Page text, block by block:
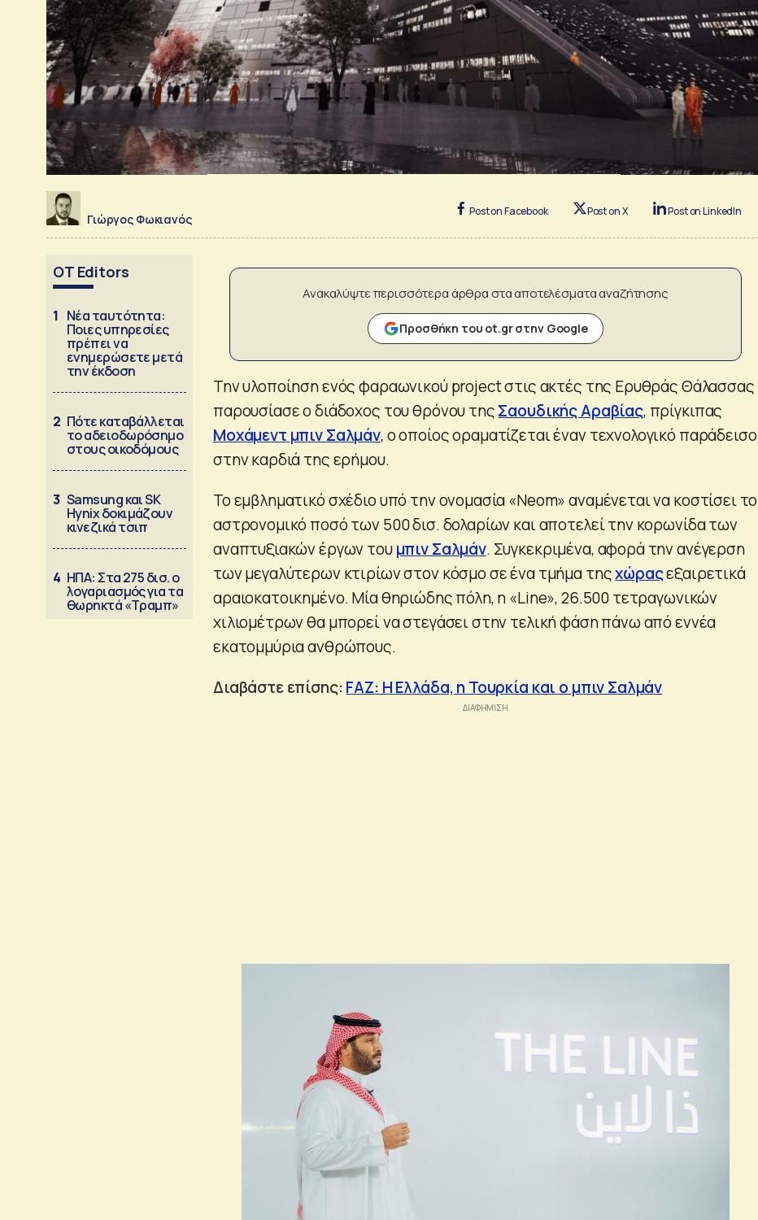
Γιώργος Φωκιανός
Post on Facebook Post on X Post on LinkedIn
OT Editors
1 Νέα ταυτότητα:
Ποιες υπηρεσίες
πρέπει να
ενημερώσετε μετά
την έκδοση
2 Πότε καταβάλλεται
το αδειοδωρόσημο
στους οικοδόμους
3 Samsung και SK
Hynix δοκιμάζουν
κινεζικά τσιπ
4 ΗΠΑ: Στα 275 δισ. ο
λογαριασμός για τα
θωρηκτά «Τραμπ»
Ανακαλύψτε περισσότερα άρθρα στα αποτελέσματα αναζήτησης
Προσθήκη του ot.gr στην Google
Την υλοποίηση ενός φαραωνικού project στις ακτές της Ερυθράς Θάλασσας
παρουσίασε ο διάδοχος του θρόνου τηςΣαουδικής Αραβίας, πρίγκιπας
Μοχάμεντ μπιν Σαλμάν, ο οποίος οραματίζεται έναν τεχνολογικό παράδεισο
στην καρδιά της ερήμου.
Το εμβληματικό σχέδιο υπό την ονομασία «Neom» αναμένεται να κοστίσει το
αστρονομικό ποσό των 500 δισ. δολαρίων και αποτελεί την κορωνίδα των
αναπτυξιακών έργων τουμπιν Σαλμάν. Συγκεκριμένα, αφορά την ανέγερση
των μεγαλύτερων κτιρίων στον κόσμο σε ένα τμήμα τηςχώραςεξαιρετικά
αραιοκατοικημένο. Μία θηριώδης πόλη, η «Line», 26.500 τετραγωνικών
χιλιομέτρων θα μπορεί να στεγάσει στην τελική φάση πάνω από εννέα
εκατομμύρια ανθρώπους.
Διαβάστε επίσης: FAZ: Η Ελλάδα, η Τουρκία και ο μπιν Σαλμάν